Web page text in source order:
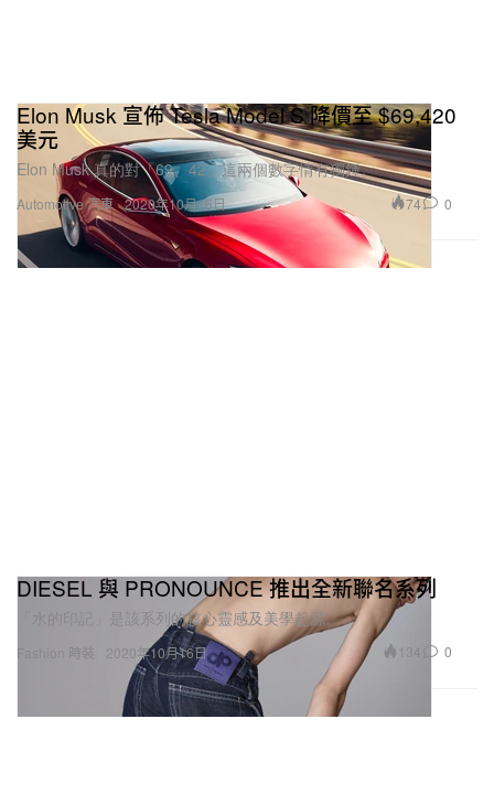
Automotive 汽車
Elon Musk 宣佈 Tesla Model S 降價至 $69,420
美元
Elon Musk 真的對「69、42」這兩個數字情有獨鍾。
2020年10月16日 74 0
Fashion 時裝
DIESEL 與 PRONOUNCE 推出全新聯名系列
「水的印記」是該系列的核心靈感及美學起源。
2020年10月16日 134 0